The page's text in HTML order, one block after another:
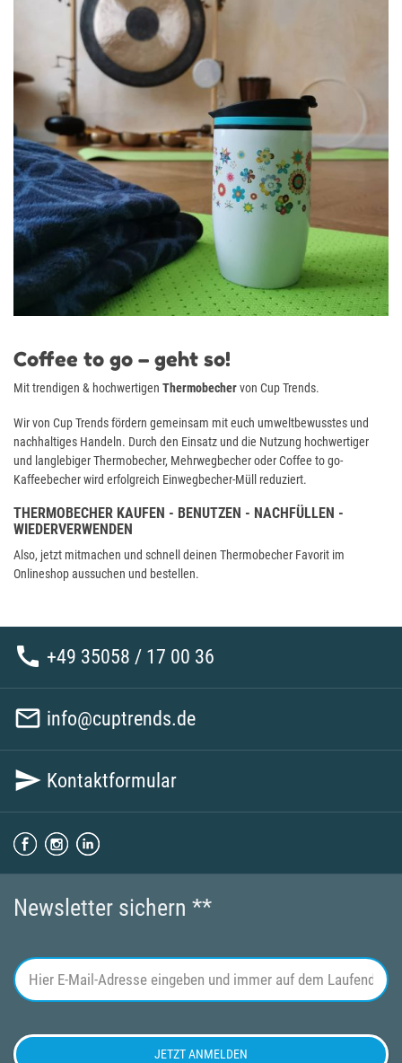
Coffee to go – geht so!
Mit trendigen & hochwertigen Thermobechervon Cup Trends.
Wir von Cup Trends fördern gemeinsam mit euch umweltbewusstes und
nachhaltiges Handeln. Durch den Einsatz und die Nutzung hochwertiger
und langlebiger Thermobecher, Mehrwegbecher oder Coffee to go-
Kaffeebecher wird erfolgreich Einwegbecher-Müll reduziert.
THERMOBECHER KAUFEN - BENUTZEN - NACHFÜLLEN -
WIEDERVERWENDEN
Also, jetzt mitmachen und schnell deinen Thermobecher Favorit im
Onlineshop aussuchen und bestellen.
 +49 35058 / 17 00 36
 info@cuptrends.de
 Kontaktformular
Newsletter sichern **